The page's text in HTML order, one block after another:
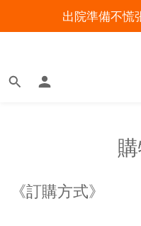
明陽來
出院準備不慌
暑假出遊
《訂購方式》